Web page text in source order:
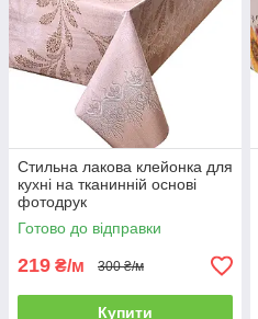
Стильна лакова клейонка для
кухні на тканинній основі
фотодрук
Готово до відправки
219 ₴/м 300 ₴/м
Купити